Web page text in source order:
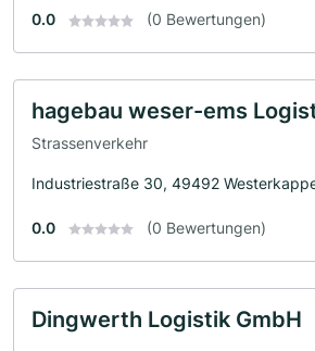
0.0 (0 Bewertungen)
hagebau weser-ems
Strassenverkehr
Industriestraße 30, 49492
0.0 (0 Bewertungen)
Dingwerth Logistik GmbH